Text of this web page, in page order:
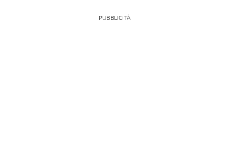
PUBBLICITÀ